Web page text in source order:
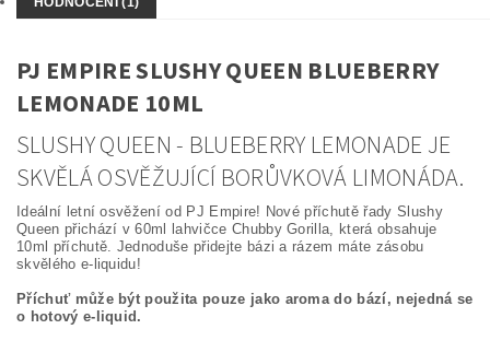
PJ EMPIRE SLUSHY QUEEN BLUEBERRY
LEMONADE 10ML
SLUSHY QUEEN - BLUEBERRY LEMONADE JE
SKVĚLÁ OSVĚŽUJÍCÍ BORŮVKOVÁ LIMONÁDA.
Ideální letní osvěžení od PJ Empire! Nové příchutě řady Slushy
Queen přichází v 60ml lahvičce Chubby Gorilla, která obsahuje
10ml příchutě. Jednoduše přidejte bázi a rázem máte zásobu
skvělého e-liquidu!
Příchuť může být použita pouze jako aroma do bází, nejedná se
o hotový e-liquid.